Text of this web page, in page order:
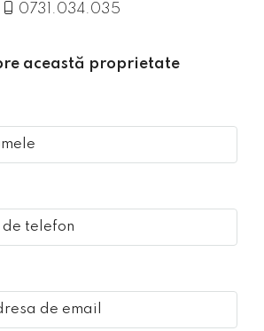
0731.034.035
această proprietate